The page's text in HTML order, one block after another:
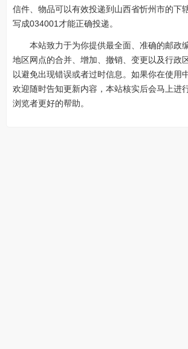
信件、物品可以有效投递到山西省忻州市的下
写成034001才能正确投递。
本站致力于为你提供最全面、准确的邮政
地区网点的合并、增加、撤销、变更以及行政
以避免出现错误或者过时信息。如果你在使用
欢迎随时告知更新内容，本站核实后会马上进
浏览者更好的帮助。